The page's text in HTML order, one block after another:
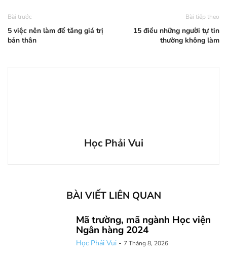
Bài trước
5 việc nên làm để tăng giá trị
bản thân
Bài tiếp theo
15 điều những người tự tin
thường không làm
Học Phải Vui
BÀI VIẾT LIÊN QUAN
Mã trường, mã ngành Học viện
Ngân hàng 2024
Học Phải Vui - 7 Tháng 8, 2026